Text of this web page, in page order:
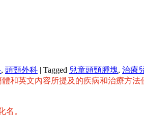
, 頭頸外科 | Tagged 兒童頭頸腫塊, 治療
和英文內容所提及的疾病和治療方
名。